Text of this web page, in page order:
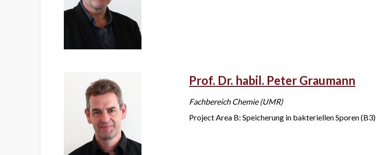
Prof. Dr. habil. Peter Graumann
Fachbereich Chemie (UMR)
Project Area B: Speicherung in bakteriellen Sporen (B3)